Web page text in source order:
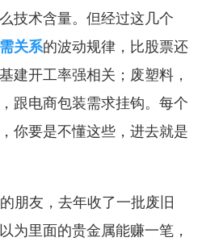
技术含量。但经过这几个
关系的波动规律，比股票还
建开工率强相关；废塑料，
跟电商包装需求挂钩。每个
你要是不懂这些，进去就是
朋友，去年收了一批废旧
为里面的贵金属能赚一笔，